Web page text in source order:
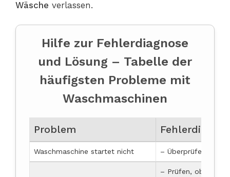
Wäsche verlassen.
Hilfe zur Fehlerdiagnose
und Lösung – Tabelle der
häufigsten Probleme mit
Waschmaschinen
Problem
Waschmaschine startet nicht – Überprüfen, ob
– Prüfen, ob die